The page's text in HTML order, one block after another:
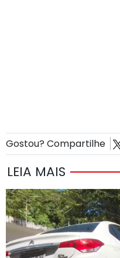
Gostou? Compartilhe
LEIA MAIS